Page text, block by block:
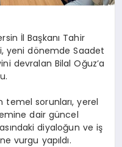
İl Başkanı Tahir
yeni dönemde Saadet
devralan Bilal Oğuz’a
temel sorunları, yerel
dair güncel
diyaloğun ve iş
vurgu yapıldı.